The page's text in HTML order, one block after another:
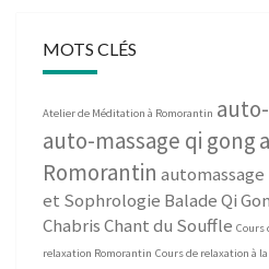
MOTS CLÉS
Atelier de Méditation à Romorantin
auto-massage qi gong
Romorantin automassage
et Sophrologie Balade Qi
ChabrisChant du Souffle Cours
relaxation Romorantin Cours de relaxation à la